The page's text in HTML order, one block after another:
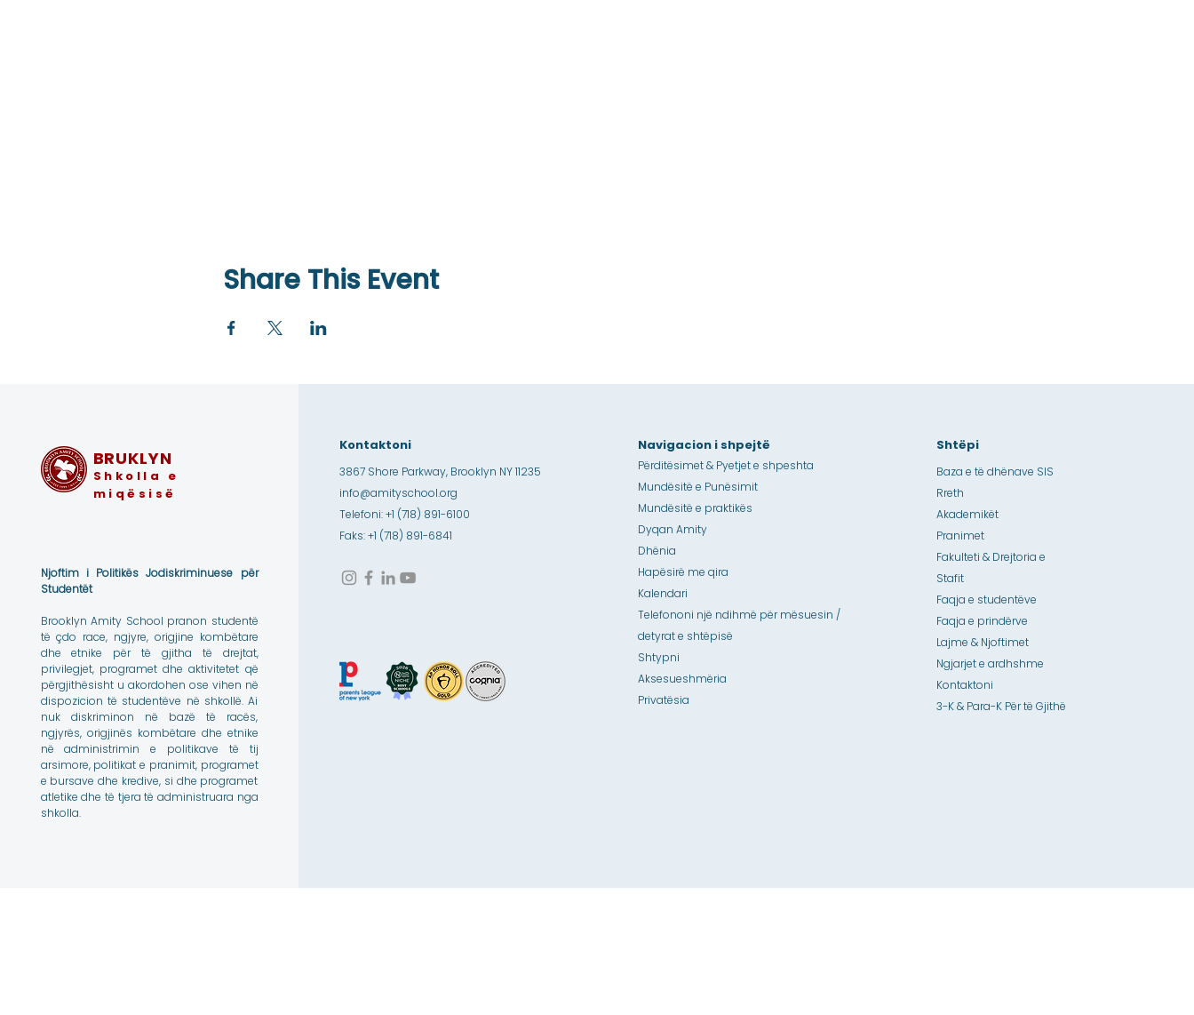
Share This Event
BRUKLYN
Shkolla e
miqësisë
Njoftim i Politikës Jodiskriminuese për
Studentët
Brooklyn Amity School pranon studentë
të çdo race, ngjyre, origjine kombëtare
dhe etnike për të gjitha të drejtat,
privilegjet, programet dhe aktivitetet që
përgjithësisht u akordohen ose vihen në
dispozicion të studentëve në shkollë. Ai
nuk diskriminon në bazë të racës,
ngjyrës, origjinës kombëtare dhe etnike
në administrimin e politikave të tij
arsimore, politikat e pranimit, programet
e bursave dhe kredive, si dhe programet
atletike dhe të tjera të administruara nga
shkolla.
Kontaktoni
3867 Shore Parkway, Brooklyn NY 11235
info@amityschool.org
Telefoni: +1 (718) 891-6100
Faks: +1 (718) 891-6841
Navigacion i shpejtë
Përditësimet & Pyetjet e shpeshta
Mundësitë e Punësimit
Mundësitë e praktikës
Dyqan Amity
Dhënia
Hapësirë me qira
Kalendari
Telefononi një ndihmë për mësuesin /
detyrat e shtëpisë
Shtypni
Aksesueshmëria
Privatësia
Shtëpi
Baza e të dhënave SIS
Rreth
Akademikët
Pranimet
Fakulteti & Drejtoria e
Stafit
Faqja e studentëve
Faqja e prindërve
Lajme & Njoftimet
Ngjarjet e ardhshme
Kontaktoni
3-K & Para-K Për të Gjithë